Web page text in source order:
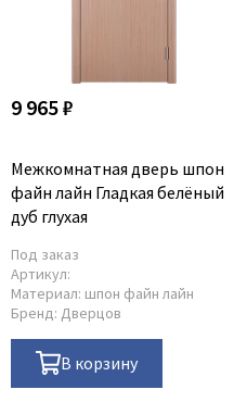
9 965 ₽
Межкомнатная дверь шпон
файн лайн Гладкая белёный
дуб глухая
Под заказ
Артикул:
Материал: шпон файн лайн
Бренд: Дверцов
В корзину